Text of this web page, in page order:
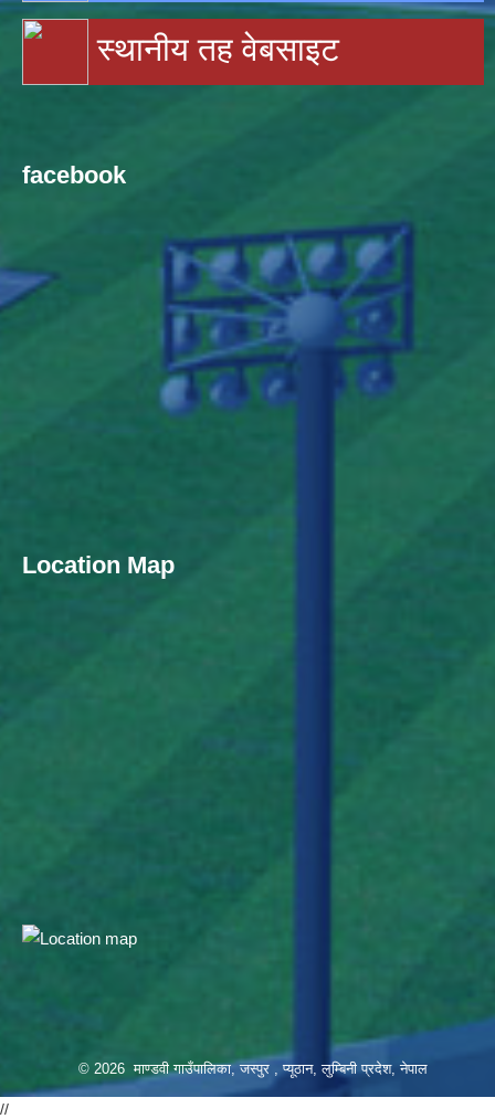
स्थानीय तह वेबसाइट
facebook
Location Map
© 2026 माण्डवी गाउँपालिका, जस्पुर , प्यूठान, लुम्बिनी प्रदेश, नेपाल
//